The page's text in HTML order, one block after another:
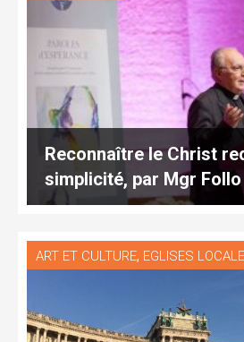
Reconnaître le Christ
simplicité, par Mgr Follo
ART ET CULTURE, EGLISES